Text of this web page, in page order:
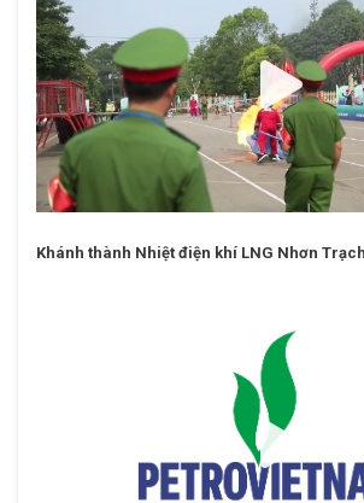
Khánh thành Nhiệt điện khí LNG Nhơn